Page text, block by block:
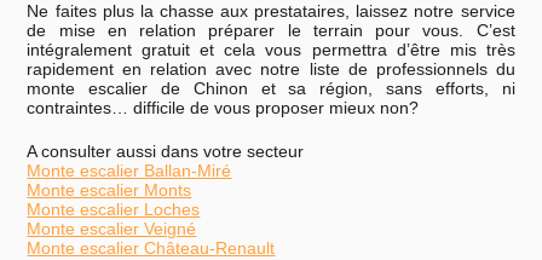
Ne faites plus la chasse aux prestataires, laissez notre service
de mise en relation préparer le terrain pour vous. C’est
intégralement gratuit et cela vous permettra d’être mis très
rapidement en relation avec notre liste de professionnels du
monte escalier de Chinon et sa région, sans efforts, ni
contraintes… difficile de vous proposer mieux non?
A consulter aussi dans votre secteur
Monte escalier Ballan-Miré
Monte escalier Monts
Monte escalier Loches
Monte escalier Veigné
Monte escalier Château-Renault